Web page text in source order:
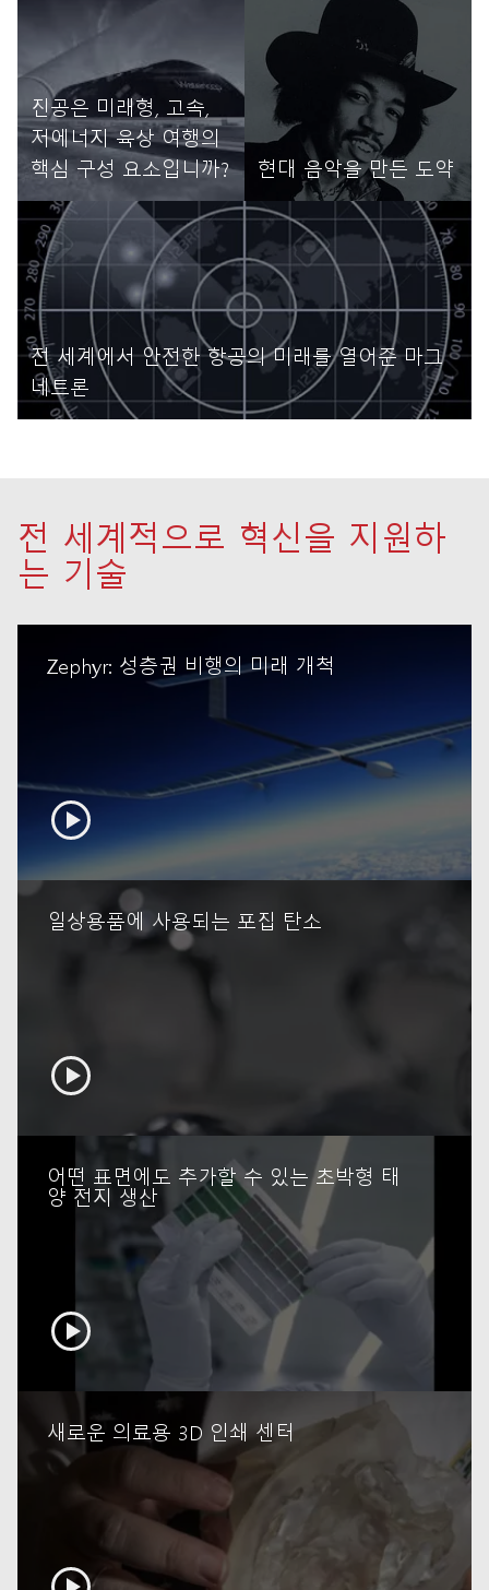
자세히 읽기 자세히 읽기
진공은 미래형, 고속,
저에너지 육상 여행의
핵심 구성 요소입니까?
자세히 읽기
현대 음악을 만든 도약
자세히 읽기
전 세계에서 안전한 항공의 미래를 열어준 마그
네트론
전 세계적으로 혁신을 지원하
는 기술
Zephyr: 성층권 비행의 미래 개척
일상용품에 사용되는 포집 탄소
어떤 표면에도 추가할 수 있는 초박형 태
양 전지 생산
새로운 의료용 3D 인쇄 센터